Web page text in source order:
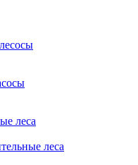
леса
леса